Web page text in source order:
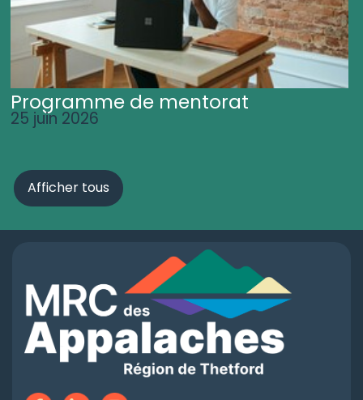
Programme de mentorat
25 juin 2026
Afficher tous